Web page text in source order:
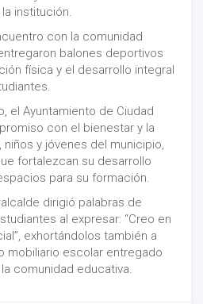
institución.
con la comunidad
balones deportivos
física y el desarrollo integral
el Ayuntamiento de Ciudad
con el bienestar y la
y jóvenes del municipio,
fortalezcan su desarrollo
para su formación.
dirigió palabras de
al expresar: “Creo en
exhortándolos también a
mobiliario escolar entregado
comunidad educativa.